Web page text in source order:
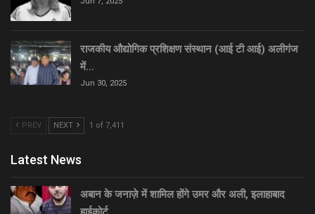
राजकीय औद्योगिक प्रशिक्षण संस्थान (आई टी आई) अलीगंज
में…
Jun 30, 2025
PREV NEXT 1 of 7,411
Latest News
अबान के जनाज़े में शामिल होंगे उमर और अली, इलाहाबाद